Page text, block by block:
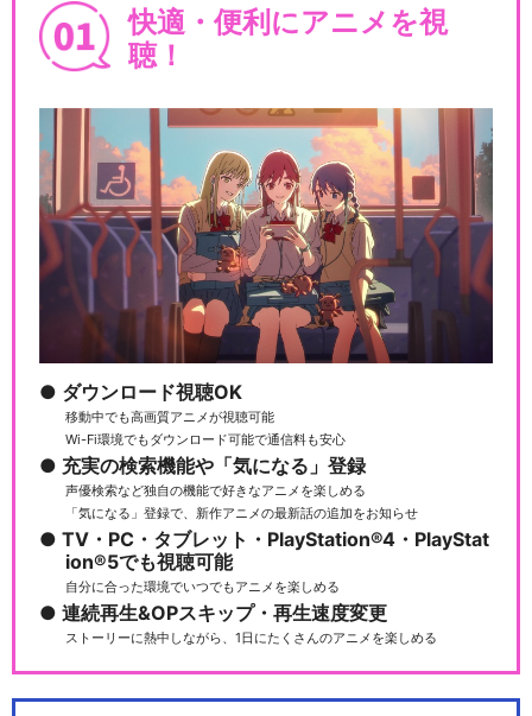
快適・便利にアニメを視
聴！
ダウンロード視聴OK
移動中でも高画質アニメが視聴可能
Wi-Fi環境でもダウンロード可能で通信料も安心
充実の検索機能や「気になる」登録
声優検索など独自の機能で好きなアニメを楽しめる
「気になる」登録で、新作アニメの最新話の追加をお知らせ
TV・PC・タブレット・PlayStation®4・PlayStat
ion®5でも視聴可能
自分に合った環境でいつでもアニメを楽しめる
連続再生&OPスキップ・再生速度変更
ストーリーに熱中しながら、1日にたくさんのアニメを楽しめる